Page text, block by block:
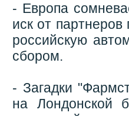
- Европа
иск от
российскую
сбором.
- Загадки
на Лондонской